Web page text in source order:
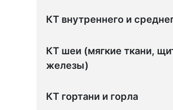
КТ внутреннего и
КТ шеи (мягкие ткани,
железы)
КТ гортани и горла